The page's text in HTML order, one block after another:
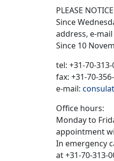
PLEASE
Since
address, e-
Since 10
tel: +31-70-
fax: +31-70-
e-mail:
Office hours:
Monday to
appointment
In emergency
at +31-70-313-